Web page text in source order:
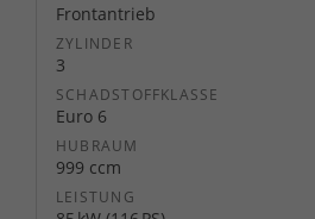
Frontantrieb
ZYLINDER
3
SCHADSTOFFKLASSE
Euro 6
HUBRAUM
999 ccm
LEISTUNG